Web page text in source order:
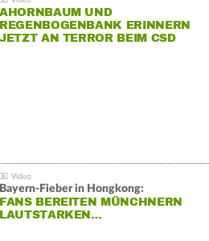
AHORNBAUM UND
REGENBOGENBANK ERINNERN
JETZT AN TERROR BEIM CSD
Bayern-Fieber in Hongkong:
FANS BEREITEN MÜNCHNERN
LAUTSTARKEN…